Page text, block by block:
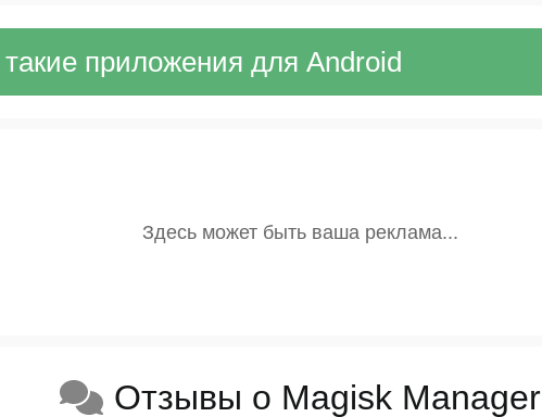
приложения для Android
Отзывы о Magisk Manager